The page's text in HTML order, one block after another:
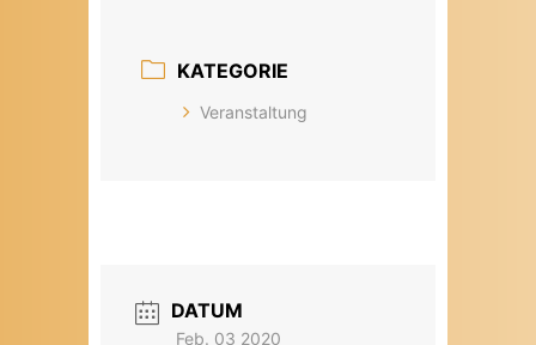
KATEGORIE
Veranstaltung
DATUM
Feb. 03 2020